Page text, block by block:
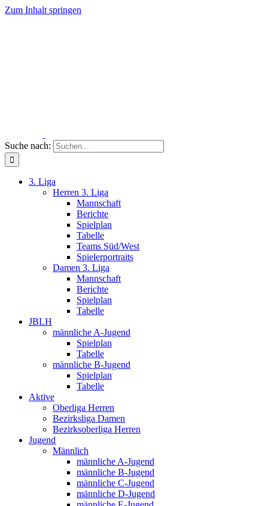
Zum Inhalt springen
Suche nach:
3. Liga
Herren 3. Liga
Mannschaft
Berichte
Spielplan
Tabelle
Teams Süd/West
Spielerportraits
Damen 3. Liga
Mannschaft
Berichte
Spielplan
Tabelle
JBLH
männliche A-Jugend
Spielplan
Tabelle
männliche B-Jugend
Spielplan
Tabelle
Aktive
Oberliga Herren
Bezirksliga Damen
Bezirksoberliga Herren
Jugend
Männlich
männliche A-Jugend
männliche B-Jugend
männliche C-Jugend
männliche D-Jugend